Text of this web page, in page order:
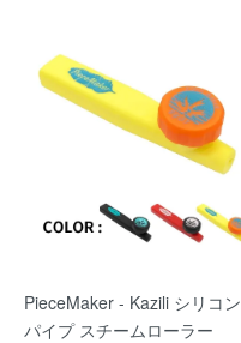
PieceMaker - Kazili シリコン
パイプ スチームローラー